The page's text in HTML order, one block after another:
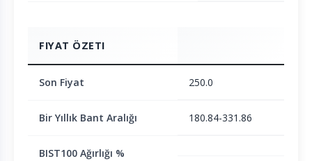
FIYAT ÖZETI
Son Fiyat 250.0
Bir Yıllık Bant Aralığı 180.84-331.86
BIST100 Ağırlığı %